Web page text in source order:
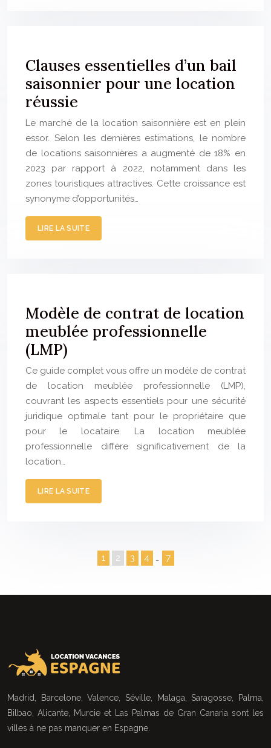
Clauses essentielles d’un bail
saisonnier pour une location
réussie
Le marché de la location saisonnière est en plein
essor. Selon les dernières estimations, le nombre
de locations saisonnières a augmenté de 18% en
2023 par rapport à 2022, notamment dans les
zones touristiques attractives. Cette croissance est
synonyme d’opportunités…
LIRE LA SUITE
Modèle de contrat de location
meublée professionnelle
(LMP)
Ce guide complet vous offre un modèle de contrat
de location meublée professionnelle (LMP),
couvrant les aspects essentiels pour une sécurité
juridique optimale tant pour le propriétaire que
pour le locataire. La location meublée
professionnelle diffère significativement de la
location…
LIRE LA SUITE
1 2 3 4 … 7
Madrid, Barcelone, Valence, Séville, Malaga, Saragosse, Palma,
Bilbao, Alicante, Murcie et Las Palmas de Gran Canaria sont les
villes à ne pas manquer en Espagne.